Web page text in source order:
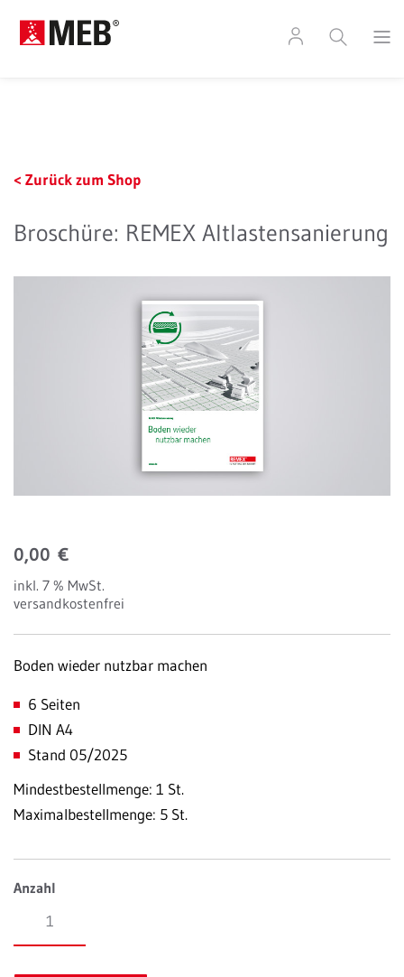
< Zurück zum Shop
Broschüre: REMEX Altlastensanierung
0,00 €
inkl. 7 % MwSt.
versandkostenfrei
Boden wieder nutzbar machen
6 Seiten
DIN A4
Stand 05/2025
Mindestbestellmenge: 1 St.
Maximalbestellmenge: 5 St.
Anzahl
REMEX
Altlastensanierung
Menge